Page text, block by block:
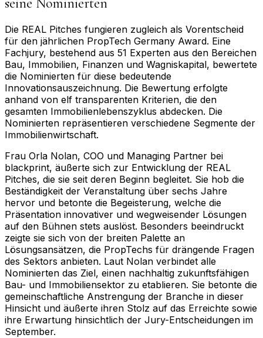
Die REAL Pitches fungieren zugleich als Vorentscheid
für den jährlichen PropTech Germany Award. Eine
Fachjury, bestehend aus 51 Experten aus den Bereichen
Bau, Immobilien, Finanzen und Wagniskapital, bewertete
die Nominierten für diese bedeutende
Innovationsauszeichnung. Die Bewertung erfolgte
anhand von elf transparenten Kriterien, die den
gesamten Immobilienlebenszyklus abdecken. Die
Nominierten repräsentieren verschiedene Segmente der
Immobilienwirtschaft.
Frau Orla Nolan, COO und Managing Partner bei
blackprint, äußerte sich zur Entwicklung der REAL
Pitches, die sie seit deren Beginn begleitet. Sie hob die
Beständigkeit der Veranstaltung über sechs Jahre
hervor und betonte die Begeisterung, welche die
Präsentation innovativer und wegweisender Lösungen
auf den Bühnen stets auslöst. Besonders beeindruckt
zeigte sie sich von der breiten Palette an
Lösungsansätzen, die PropTechs für drängende Fragen
des Sektors anbieten. Laut Nolan verbindet alle
Nominierten das Ziel, einen nachhaltig zukunftsfähigen
Bau- und Immobiliensektor zu etablieren. Sie betonte die
gemeinschaftliche Anstrengung der Branche in dieser
Hinsicht und äußerte ihren Stolz auf das Erreichte sowie
ihre Erwartung hinsichtlich der Jury-Entscheidungen im
September.